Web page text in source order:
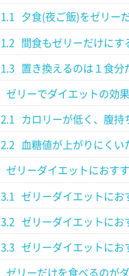
1.1 夕食(夜ご飯)をゼリー
1.2 間食もゼリーだけにす
1.3 置き換えるのは１食分
ゼリーでダイエットの効
2.1 カロリーが低く、腹持
2.2 血糖値が上がりにく
ゼリーダイエットにおす
3.1 ゼリーダイエットにお
3.2 ゼリーダイエットにお
3.3 ゼリーダイエットにお
ゼリーだけを食べるのが